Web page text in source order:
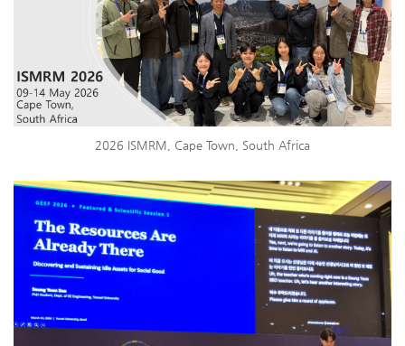
2026 ISMRM, Cape Town, South Africa